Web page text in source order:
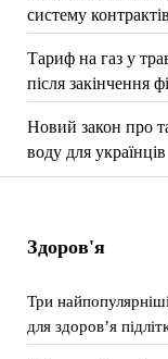
систему контрактів
Тариф на газ у
після закінчення
Новий закон про
воду для українців
Здоров'я
Три
для здоров’я